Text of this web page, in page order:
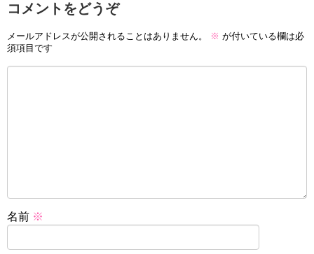
コメントをどうぞ
メールアドレスが公開されることはありません。 ※ が付いている欄は必
須項目です
名前 ※